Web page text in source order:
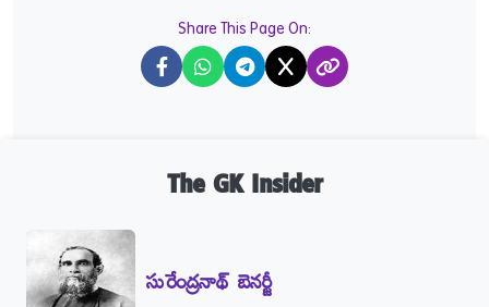
Share This Page On:
X
The GK Insider
సురేంద్రనాథ్‌ బెనర్జీ